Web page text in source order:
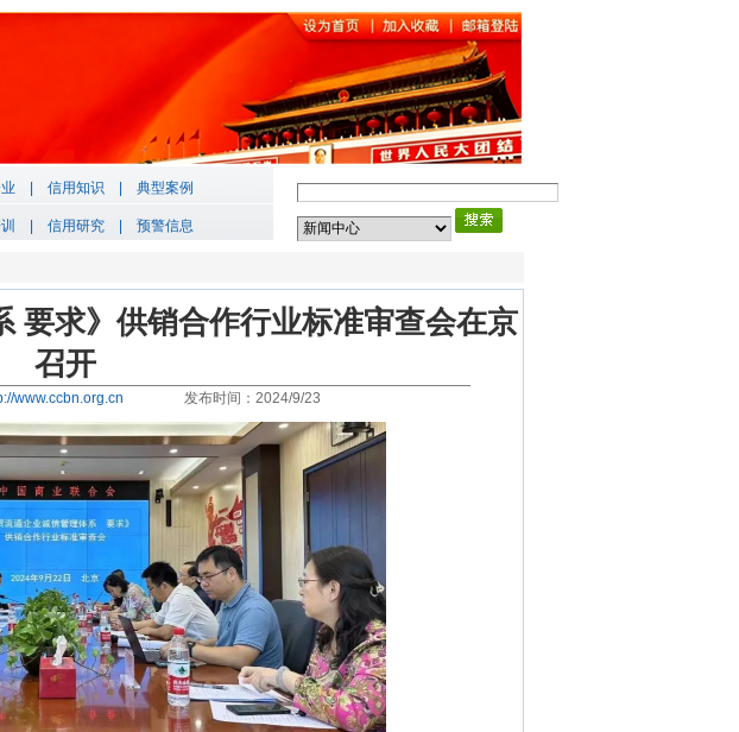
信用知识 典型案例
信用研究 预警信息
要求》供销合作行业标准审查会在京
召开
www.ccbn.org.cn 发布时间：2024/9/23